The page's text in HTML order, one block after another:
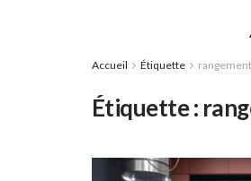
Accueil Étiquette
Étiquette :